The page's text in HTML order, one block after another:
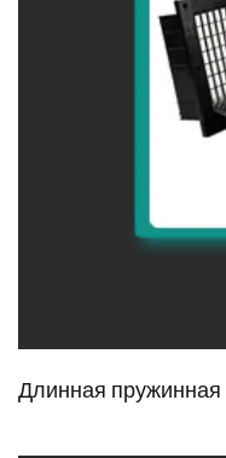
Длинная пружинная